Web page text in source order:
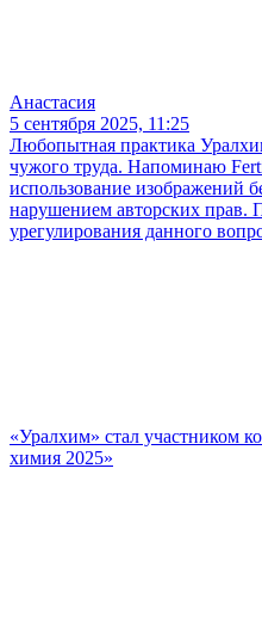
Анастасия
5 сентября 2025, 11:25
Любопытная практика
чужого труда. Напоминаю
использование изображений
нарушением авторских прав.
урегулирования данного
«Уралхим» стал участником
химия 2025»